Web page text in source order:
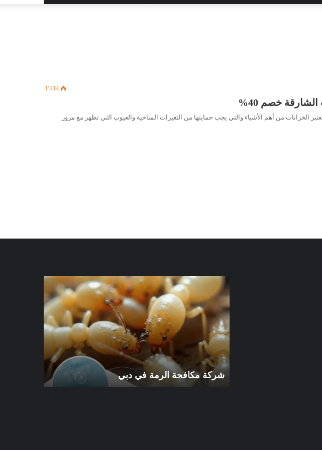
1٬414
خصم 40%
الخزانات من أهم الأشياء والتي يجب حمايتها من التغيرات المناخية والعيوب التي تظهر مع مرور
شركة
مكافحة
في
دبي
شركة مكافحة الرمة في دبي
شركة
مكافحة
الرمة
الورقاء